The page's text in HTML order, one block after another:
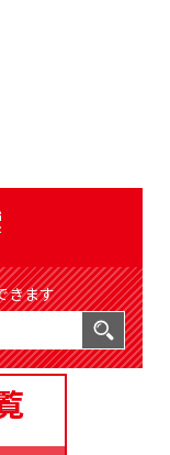
きます